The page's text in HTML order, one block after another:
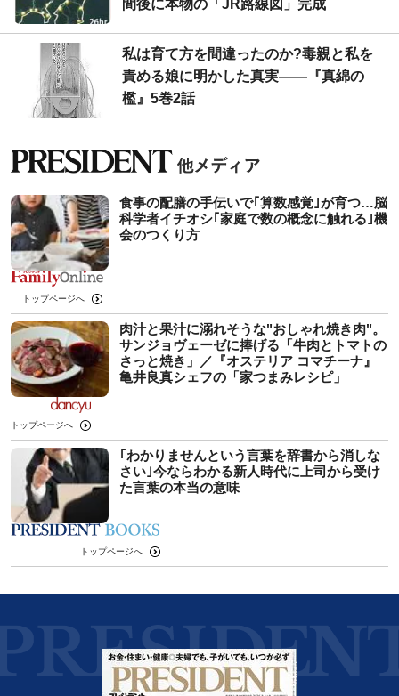
間後に本物の「JR路線図」完成
私は育て方を間違ったのか?毒親と私を
責める娘に明かした真実――『真綿の
檻』5巻2話
食事の配膳の手伝いで｢算数感覚｣が育つ…脳
科学者イチオシ｢家庭で数の概念に触れる｣機
会のつくり方
トップページへ
肉汁と果汁に溺れそうな"おしゃれ焼き肉"。
サンジョヴェーゼに捧げる「牛肉とトマトの
さっと焼き」／『オステリア コマチーナ』
亀井良真シェフの「家つまみレシピ」
トップページへ
｢わかりませんという言葉を辞書から消しな
さい｣今ならわかる新人時代に上司から受け
た言葉の本当の意味
トップページへ